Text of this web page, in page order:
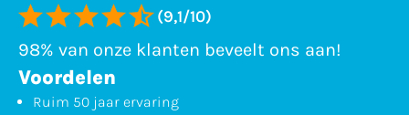
(9,1/10)
98% van onze klanten beveelt ons aan!
Voordelen
Ruim 50 jaar ervaring